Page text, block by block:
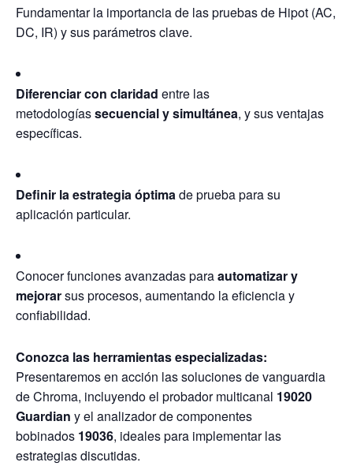
Fundamentar la importancia de las pruebas de Hipot (AC,
DC, IR) y sus parámetros clave.
Diferenciar con claridad entre las
metodologíassecuencial y simultánea, y sus ventajas
específicas.
Definir la estrategia óptima de prueba para su
aplicación particular.
Conocer funciones avanzadas paraautomatizar y
mejorarsus procesos, aumentando la eficiencia y
confiabilidad.
Conozca las herramientas especializadas:
Presentaremos en acción las soluciones de vanguardia
de Chroma, incluyendo el probador multicanal 19020
Guardian y el analizador de componentes
bobinados 19036, ideales para implementar las
estrategias discutidas.